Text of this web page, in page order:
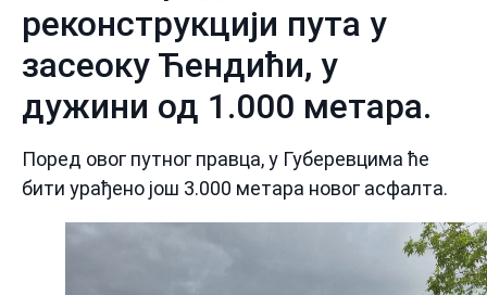
реконструкцији пута у
засеоку Ћендићи, у
дужини од 1.000 метара.
Поред овог путног правца, у Губеревцима ће
бити урађено још 3.000 метара новог асфалта.